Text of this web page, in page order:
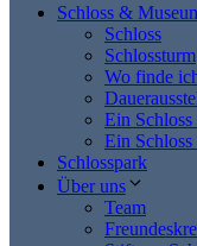
Schloss &
Schloss
Schlossturm
Wo finde
Ein
Ein
Schlosspark
Über uns
Team